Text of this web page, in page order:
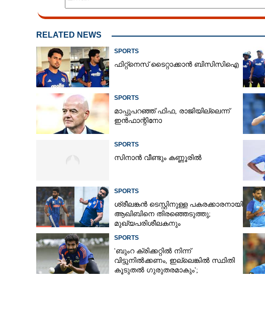
RELATED NEWS
SPORTS
ഫിറ്റ്നെസ് ടൈറ്റാക്കാൻ ബിസിസിഐ
SPORTS
മാപ്പുപറഞ്ഞ് ഫിഫ, രാജിയില്ലെന്ന്
ഇൻഫാന്റിനോ
SPORTS
സിനാൻ വീണ്ടും കണ്ണൂരിൽ
SPORTS
ശ്രീലങ്കൻ ടെസ്റ്റിനുള്ള പകരക്കാരനായി
ആഖിബിനെ തിരഞ്ഞെടുത്തു;
മുഖ്യപരിശീലകനും
SPORTS
'ബുംറ ക്രിക്കറ്റിൽ നിന്ന്
വിട്ടുനിൽക്കണം, ഇല്ലെങ്കിൽ സ്ഥിതി
കൂടുതൽ ഗുരുതരമാകും';
ഫ്രഞ്ച് ഓപ്പൺ :
മിറയും മായയും തമ്മിൽ